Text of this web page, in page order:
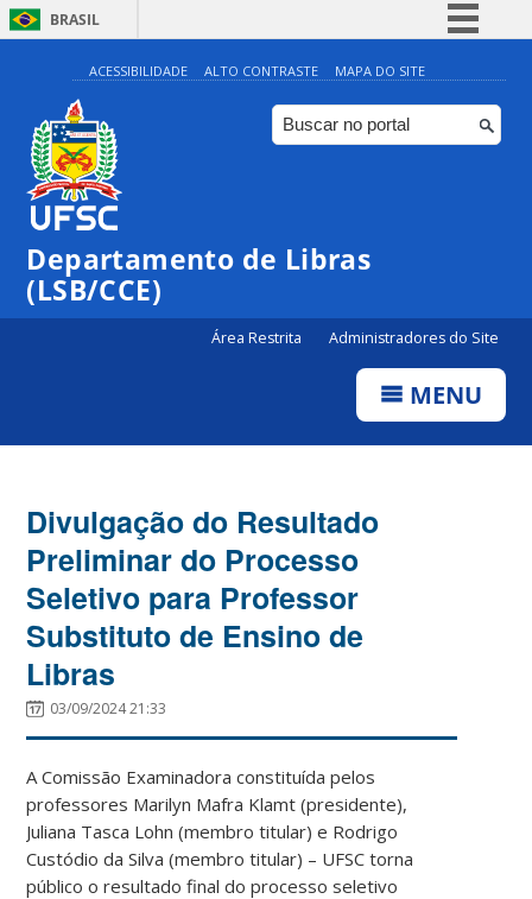
BRASIL
Simplifique!
Comunica BR
Participe
Canais
ACESSIBILIDADE ALTO CONTRASTE MAPA DO SITE
Departamento de Libras
(LSB/CCE)
Área Restrita Administradores do Site
MENU
Divulgação do Resultado
Preliminar do Processo
Seletivo para Professor
Substituto de Ensino de
Libras
03/09/2024 21:33
A Comissão Examinadora constituída pelos
professores Marilyn Mafra Klamt (presidente),
Juliana Tasca Lohn (membro titular) e Rodrigo
Custódio da Silva (membro titular) – UFSC torna
público o resultado final do processo seletivo